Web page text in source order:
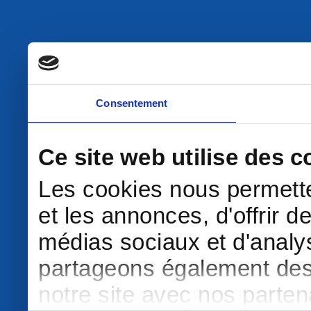
Consentement
Ce site web utilise des
Les cookies nous
et les annonces, d'offrir
médias sociaux et
partageons également
notre site avec nos